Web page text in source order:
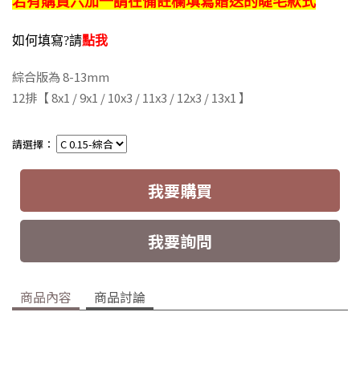
如何填寫?請點我
綜合版為 8-13mm
12排 【 8x1 / 9x1 / 10x3 / 11x3 / 12x3 / 13x1 】
請選擇：
我要購買
我要詢問
商品內容 商品討論